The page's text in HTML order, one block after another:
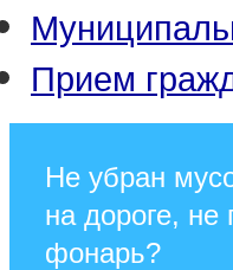
Прием
Не убран
на дороге, не
фонарь?